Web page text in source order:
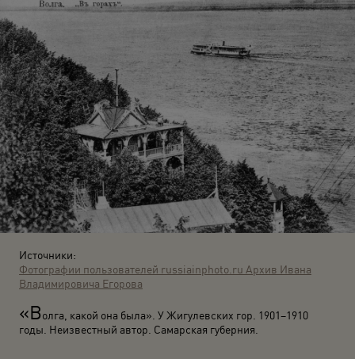
Источники:
Фотографии пользователей russiainphoto.ru Архив Ивана
Владимировича Егорова
«Волга, какой она была». У Жигулевских гор. 1901–1910
годы. Неизвестный автор. Самарская губерния.